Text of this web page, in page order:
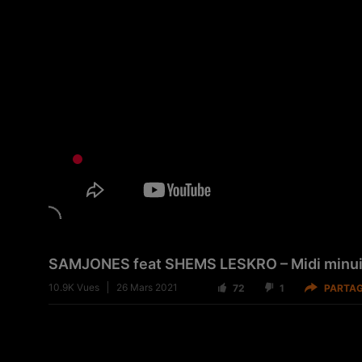
SAMJONES feat SHEMS LESKRO – Midi
10.9K Vues 26 Mars 2021 72 1